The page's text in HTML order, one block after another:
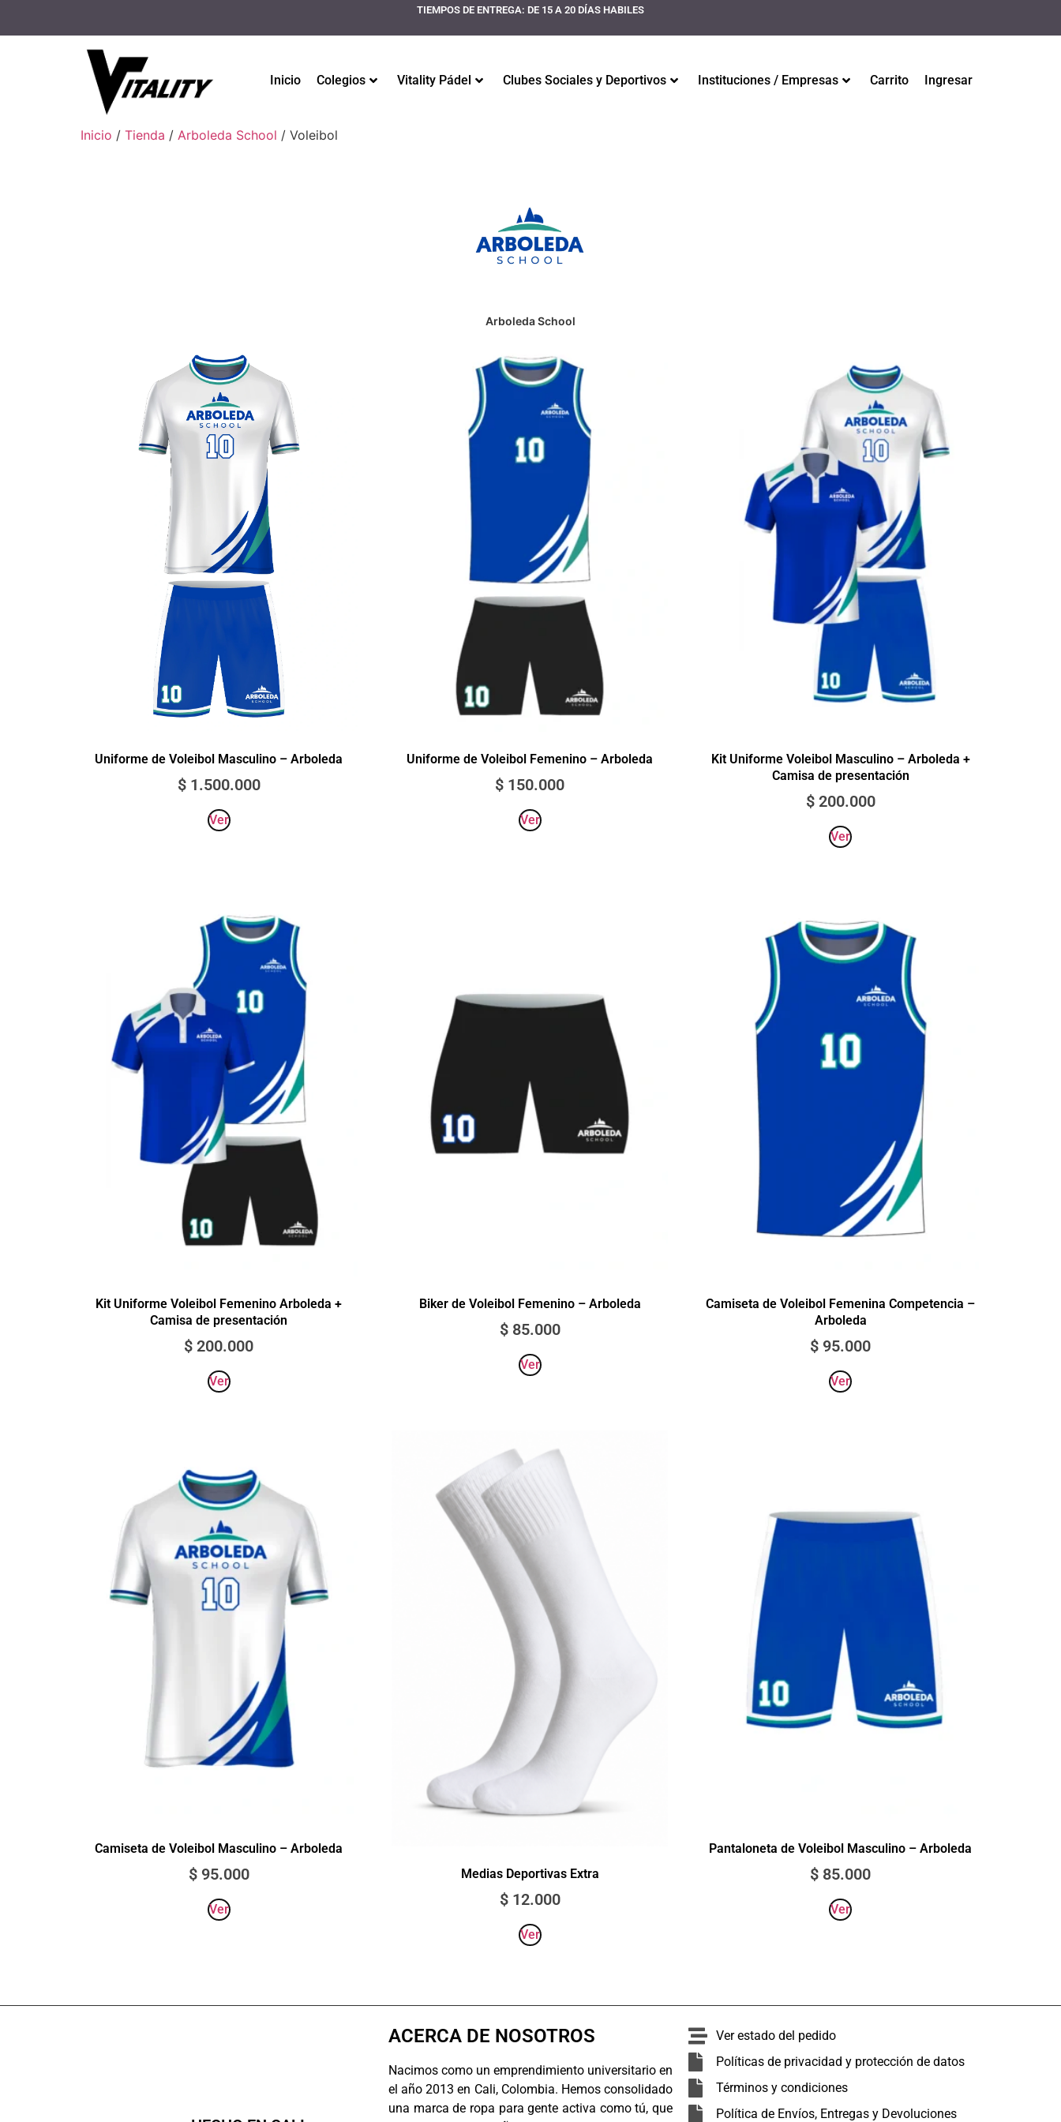
TIEMPOS DE ENTREGA: DE 15 A 20 DÍAS HABILES
Inicio Colegios Vitality Pádel Clubes Sociales y Deportivos Instituciones / Empresas Carrito Ingresar
Inicio / Tienda / Arboleda School / Voleibol
Arboleda School
Uniforme de Voleibol Masculino – Arboleda
$1.500.000
Ver
Uniforme de Voleibol Femenino – Arboleda
$ 150.000
Ver
Kit Uniforme Voleibol Masculino – Arboleda +
Camisa de presentación
$200.000
Ver
Kit Uniforme Voleibol Femenino Arboleda +
Camisa de presentación
$ 200.000
Ver
Biker de Voleibol Femenino – Arboleda
$85.000
Ver
Camiseta de Voleibol Femenina Competencia –
Arboleda
$ 95.000
Ver
Camiseta de Voleibol Masculino – Arboleda
$95.000
Ver
Medias Deportivas Extra
$12.000
Ver
Pantaloneta de Voleibol Masculino – Arboleda
$ 85.000
Ver
ACERCA DE NOSOTROS
Nacimos como un emprendimiento universitario en
el año 2013 en Cali, Colombia. Hemos consolidado
una marca de ropa para gente activa como tú, que
Ver estado del pedido
Políticas de privacidad y protección de datos
Términos y condiciones
Política de Envíos, Entregas y Devoluciones